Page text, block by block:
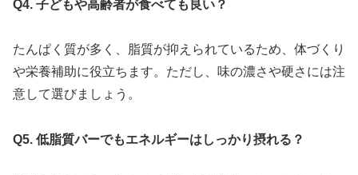
Q4. 子どもや高齢者が食べても良い？
たんぱく質が多く、脂質が抑えられているため、体づくり
や栄養補助に役立ちます。ただし、味の濃さや硬さには注
意して選びましょう。
Q5. 低脂質バーでもエネルギーはしっかり摂れる？